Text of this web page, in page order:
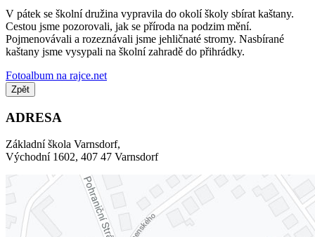
V pátek se školní družina vypravila do okolí školy sbírat kaštany.
Cestou jsme pozorovali, jak se příroda na podzim mění.
Pojmenovávali a rozeznávali jsme jehličnaté stromy. Nasbírané
kaštany jsme vysypali na školní zahradě do přihrádky.
Fotoalbum na rajce.net
Zpět
ADRESA
Základní škola Varnsdorf,
Východní 1602, 407 47 Varnsdorf